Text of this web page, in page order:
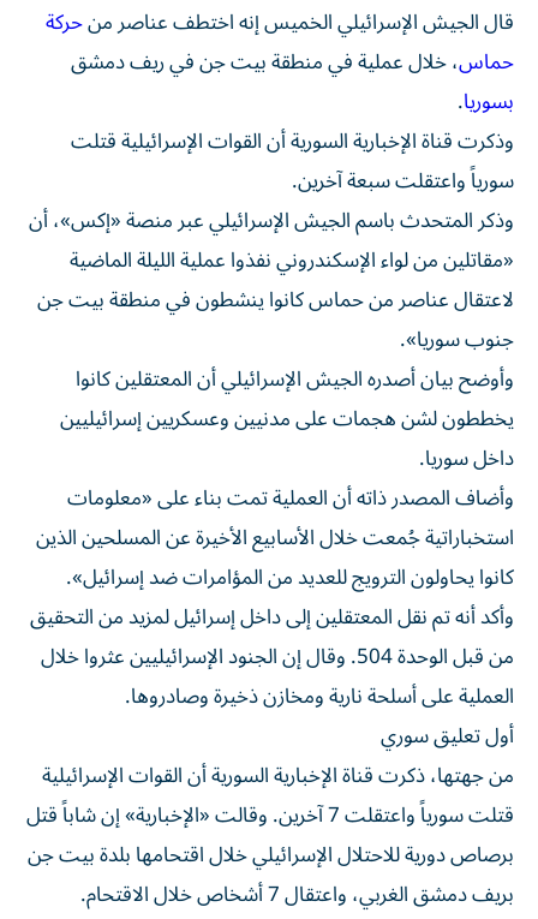
قال الجيش الإسرائيلي الخميس إنه اختطف عناصر منحركة
حماس، خلال عملية في منطقة بيت جن في ريف دمشق
بسوريا.
وذكرت قناة الإخبارية السورية أن القوات الإسرائيلية قتلت
سورياً واعتقلت سبعة آخرين.
وذكر المتحدث باسم الجيش الإسرائيلي عبر منصة «إكس»، أن
«مقاتلين من لواء الإسكندروني نفذوا عملية الليلة الماضية
لاعتقال عناصر من حماس كانوا ينشطون في منطقة بيت جن
جنوب سوريا».
وأوضح بيان أصدره الجيش الإسرائيلي أن المعتقلين كانوا
يخططون لشن هجمات على مدنيين وعسكريين إسرائيليين
داخل سوريا.
وأضاف المصدر ذاته أن العملية تمت بناء على «معلومات
استخباراتية جُمعت خلال الأسابيع الأخيرة عن المسلحين الذين
كانوا يحاولون الترويج للعديد من المؤامرات ضد إسرائيل».
وأكد أنه تم نقل المعتقلين إلى داخل إسرائيل لمزيد من التحقيق
من قبل الوحدة 504. وقال إن الجنود الإسرائيليين عثروا خلال
العملية على أسلحة نارية ومخازن ذخيرة وصادروها.
أول تعليق سوري
من جهتها، ذكرت قناة الإخبارية السورية أن القوات الإسرائيلية
قتلت سورياً واعتقلت 7 آخرين. وقالت «الإخبارية» إن شاباً قتل
برصاص دورية للاحتلال الإسرائيلي خلال اقتحامها بلدة بيت جن
بريف دمشق الغربي، واعتقال 7 أشخاص خلال الاقتحام.